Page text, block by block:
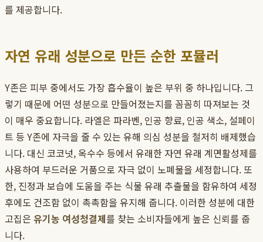
를 제공합니다.
자연 유래 성분으로 만든 순한 포뮬러
Y존은 피부 중에서도 가장 흡수율이 높은 부위 중 하나입니다. 그
렇기 때문에 어떤 성분으로 만들어졌는지를 꼼꼼히 따져보는 것
이 매우 중요합니다. 라엘은 파라벤, 인공 향료, 인공 색소, 설페이
트 등 Y존에 자극을 줄 수 있는 유해 의심 성분을 철저히 배제했습
니다. 대신 코코넛, 옥수수 등에서 유래한 자연 유래 계면활성제를
사용하여 부드러운 거품으로 자극 없이 노폐물을 세정합니다. 또
한, 진정과 보습에 도움을 주는 식물 유래 추출물을 함유하여 세정
후에도 건조함 없이 촉촉함을 유지해 줍니다. 이러한 성분에 대한
고집은 유기농 여성청결제를 찾는 소비자들에게 높은 신뢰를 줍
니다.